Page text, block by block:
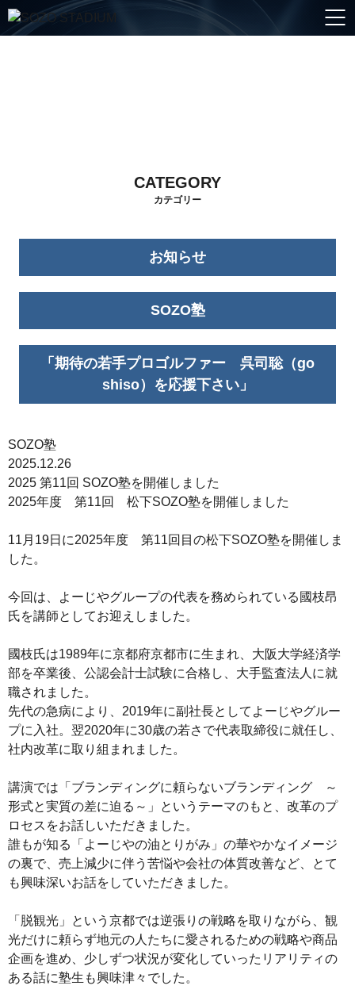
CATEGORY
カテゴリー
お知らせ
SOZO塾
「期待の若手プロゴルファー 呉司聡（go
shiso）を応援下さい」
SOZO塾
2025.12.26
2025 第11回 SOZO塾を開催しました
2025年度 第11回 松下SOZO塾を開催しました
11月19日に2025年度 第11回目の松下SOZO塾を開催しま
した。
今回は、よーじやグループの代表を務められている國枝昂
氏を講師としてお迎えしました。
國枝氏は1989年に京都府京都市に生まれ、大阪大学経済学
部を卒業後、公認会計士試験に合格し、大手監査法人に就
職されました。
先代の急病により、2019年に副社長としてよーじやグルー
プに入社。翌2020年に30歳の若さで代表取締役に就任し、
社内改革に取り組まれました。
講演では「ブランディングに頼らないブランディング ～
形式と実質の差に迫る～」というテーマのもと、改革のプ
ロセスをお話しいただきました。
誰もが知る「よーじやの油とりがみ」の華やかなイメージ
の裏で、売上減少に伴う苦悩や会社の体質改善など、とて
も興味深いお話をしていただきました。
「脱観光」という京都では逆張りの戦略を取りながら、観
光だけに頼らず地元の人たちに愛されるための戦略や商品
企画を進め、少しずつ状況が変化していったリアリティの
ある話に塾生も興味津々でした。